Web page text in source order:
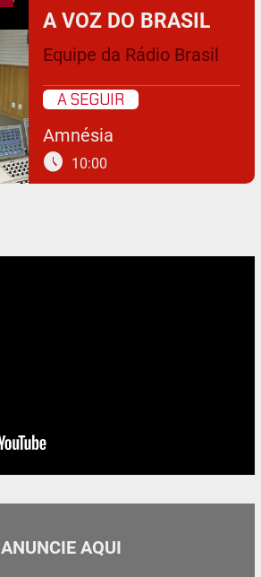
A VOZ DO BRASIL
Equipe da Rádio Brasil
A SEGUIR
Amnésia
schedule 10:00
ANUNCIE AQUI